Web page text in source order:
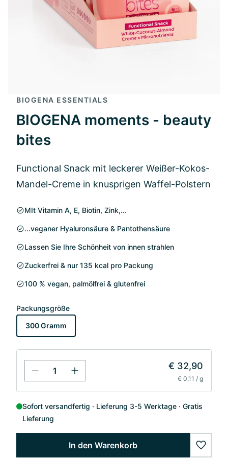
BIOGENA ESSENTIALS
BIOGENA moments - beauty
bites
Functional Snack mit leckerer Weißer-Kokos-
Mandel-Creme in knusprigen Waffel-Polstern
MIt Vitamin A, E, Biotin, Zink,...
...veganer Hyaluronsäure & Pantothensäure
Lassen Sie Ihre Schönheit von innen strahlen
Zuckerfrei & nur 135 kcal pro Packung
100 % vegan, palmölfrei & glutenfrei
Packungsgröße
300 Gramm
€ 32,90
€ 0,11 / g
Sofort versandfertig Lieferung 3-5 Werktage
Gratis
Lieferung
In den Warenkorb